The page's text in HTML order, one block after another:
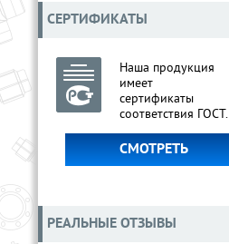
СЕРТИФИКАТЫ
Наша продукция
имеет
сертификаты
соответствия ГОСТ.
СМОТРЕТЬ
РЕАЛЬНЫЕ ОТЗЫВЫ